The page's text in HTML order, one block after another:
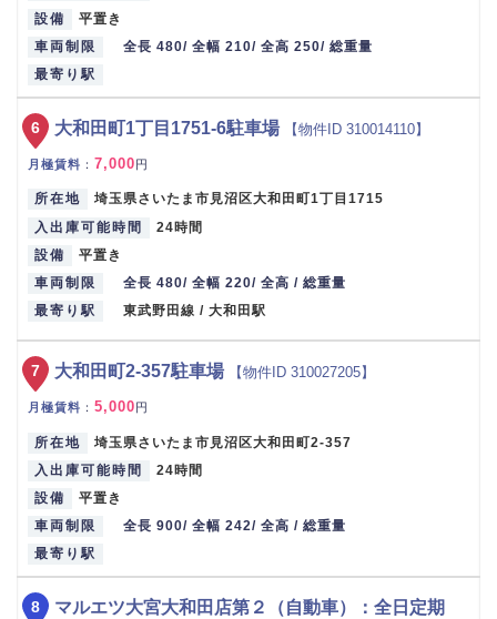
設備
平置き
車両制限
全長 480/ 全幅 210/ 全高 250/ 総重量
最寄り駅
大和田町1丁目1751-6駐車場 【物件ID 310014110】
月極賃料 ： 7,000円
所在地
埼玉県さいたま市見沼区大和田町1丁目1715
入出庫可能時間
24時間
設備
平置き
車両制限
全長 480/ 全幅 220/ 全高 / 総重量
最寄り駅
東武野田線 / 大和田駅
6
大和田町2-357駐車場 【物件ID 310027205】
月極賃料 ： 5,000円
所在地
埼玉県さいたま市見沼区大和田町2-357
入出庫可能時間
24時間
設備
平置き
車両制限
全長 900/ 全幅 242/ 全高 / 総重量
最寄り駅
7
マルエツ大宮大和田店第２（自動車）：全日定期
8